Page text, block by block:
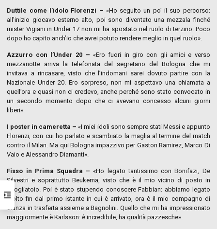
Duttile come l’idolo Florenzi – «Ho seguito un po’ il suo percorso:
all’inizio giocavo esterno alto, poi sono diventato una mezzala finché
mister Vigiani in Under 17 non mi ha spostato nel ruolo di terzino. Poco
dopo ho capito anch’io che avrei potuto rendere meglio in quel ruolo».
Azzurro con l’Under 20 – «Ero fuori in giro con gli amici e verso
mezzanotte arriva la telefonata del segretario del Bologna che mi
invitava a rincasare, visto che l’indomani sarei dovuto partire con la
Nazionale Under 20. Ero sorpreso, non mi aspettavo una chiamata a
quell’ora e quasi non ci credevo, anche perché sono stato convocato in
un secondo momento dopo che ci avevano concesso alcuni giorni
liberi».
I poster in cameretta – «I miei idoli sono sempre stati Messi e appunto
Florenzi, con cui ho parlato e scambiato la maglia al termine del match
contro il Milan. Ma qui Bologna impazzivo per Gaston Ramirez, Marco Di
Vaio e Alessandro Diamanti».
Fisso in Prima Squadra – «Ho legato tantissimo con Bonifazi, De
Silvestri e soprattutto Beukema, visto che è il mio vicino di posto in
spogliatoio. Poi è stato stupendo conoscere Fabbian: abbiamo legato
molto fin dal primo istante in cui è arrivato, ora è il mio compagno di
stanza in trasferta assieme a Bagnolini. Quello che mi ha impressionato
maggiormente è Karlsson: è incredibile, ha qualità pazzesche».